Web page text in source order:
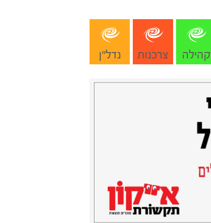
קהילה צרכנות נדל"ן